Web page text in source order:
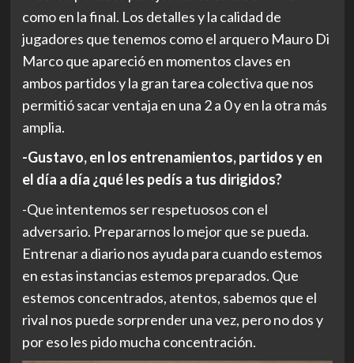
como en la final. Los detalles y la calidad de
jugadores que tenemos como el arquero Mauro Di
Marco que apareció en momentos claves en
ambos partidos y la gran tarea colectiva que nos
permitió sacar ventaja en una 2 a 0 y en la otra más
amplia.
-Gustavo, en los entrenamientos, partidos y en
el día a día ¿qué les pedís a tus dirigidos?
-Que intentemos ser respetuosos con el
adversario. Prepararnos lo mejor que se pueda.
Entrenar a diario nos ayuda para cuando estemos
en estas instancias estemos preparados. Que
estemos concentrados, atentos, sabemos que el
rival nos puede sorprender una vez, pero no dos y
por eso les pido mucha concentración.